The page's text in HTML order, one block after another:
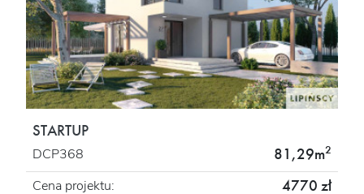
STARTUP
DCP368 81,29m2
Cena projektu: 4770 zł